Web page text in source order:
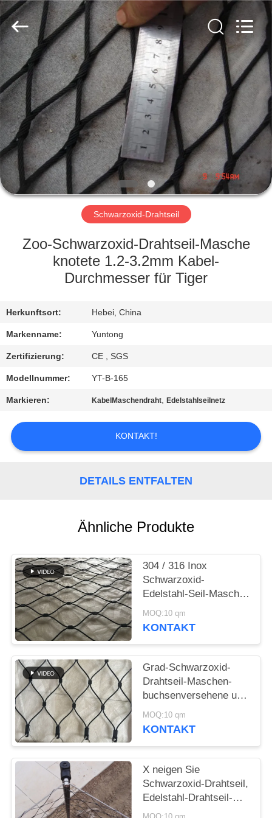
HAUS
PRODUKTE
ÜBER
UNS
FABRIK-
AUSFLUG
QUALITÄTSKONTROLLE
SIE
MIT
UNS
IN
VERBINDUNG
NACHRICHTEN
FORDERN
SITEMAP
DATENSCHUTZRICHTLINIE
Metal
Wire
Mesh
Co.,Ltd.
Rights
Reserved.
Schwarzoxid-Drahtseil
Zoo-Schwarzoxid-Drahtseil-Masche
knotete 1.2-3.2mm Kabel-
Durchmesser für Tiger
Herkunftsort: Hebei, China
Markenname: Yuntong
Zertifizierung: CE , SGS
Modellnummer: YT-B-165
Markieren: KabelMaschendraht,Edelstahlseilnetz
KONTAKT!
DETAILS ENTFALTEN
Ähnliche Produkte
304 / 316 Inox
Schwarzoxid-
Edelstahl-Seil-Masche
für
Tiereinschließung/
MOQ:10 qm
KONTAKT
Grad-Schwarzoxid-
Drahtseil-Maschen-
buchsenversehene und
geknotete Art AISI 316
MOQ:10 qm
KONTAKT
X neigen Sie
Schwarzoxid-Drahtseil,
Edelstahl-Drahtseil-
Maschen-Zaun